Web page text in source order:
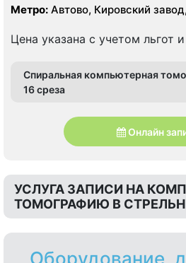
Метро: Автово, Кировский
Шушары
Цена указана с учетом льгот
Спиральная компьютерная
16 среза
Онлайн
УСЛУГА ЗАПИСИ НА
ТОМОГРАФИЮ В